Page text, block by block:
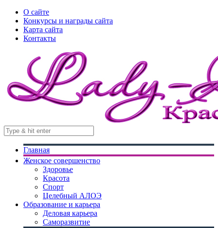
О сайте
Конкурсы и награды сайта
Карта сайта
Контакты
Главная
Женское совершенство
Здоровье
Красота
Спорт
Целебный АЛОЭ
Образование и карьера
Деловая карьера
Саморазвитие